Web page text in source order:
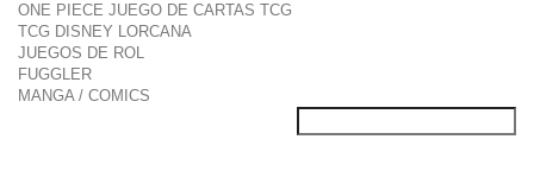
ONE PIECE JUEGO DE CARTAS TCG
TCG DISNEY LORCANA
JUEGOS DE ROL
FUGGLER
MANGA / COMICS